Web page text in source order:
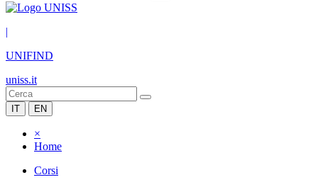
|
UNIFIND
uniss.it
IT EN
×
Home
Corsi